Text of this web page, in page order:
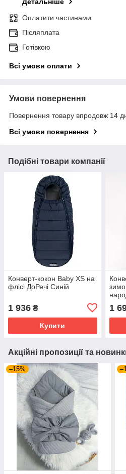
Детальніше
Оплатити частинами
Післяплата
Готівкою
Всі умови оплати
Умови повернення
Повернення товару впродовж 14
Всі умови повернення
Подібні товари компанії
Конверт-кокон Baby XS на
флісі ДоРечі Синій
1 936 ₴
Купити
1
Акційні пропозиції та
–15%